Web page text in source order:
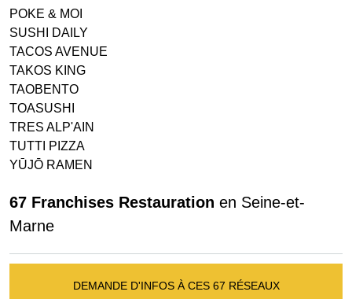
POKE & MOI
SUSHI DAILY
TACOS AVENUE
TAKOS KING
TAOBENTO
TOASUSHI
TRES ALP'AIN
TUTTI PIZZA
YŪJŌ RAMEN
67 Franchises Restauration en Seine-et-
Marne
DEMANDE D'INFOS À CES 67 RÉSEAUX